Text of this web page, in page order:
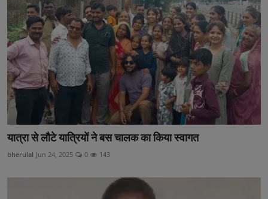
यात्रा से लौटे यात्रियों ने बस चालक का किया स्वागत
bherulal Jun 24, 2025 0 143